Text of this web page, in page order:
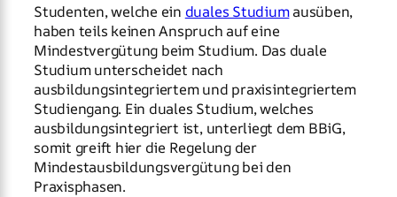
Studenten, welche ein duales Studiumausüben,
haben teils keinen Anspruch auf eine
Mindestvergütung beim Studium. Das duale
Studium unterscheidet nach
ausbildungsintegriertem und praxisintegriertem
Studiengang. Ein duales Studium, welches
ausbildungsintegriert ist, unterliegt dem BBiG,
somit greift hier die Regelung der
Mindestausbildungsvergütung bei den
Praxisphasen.